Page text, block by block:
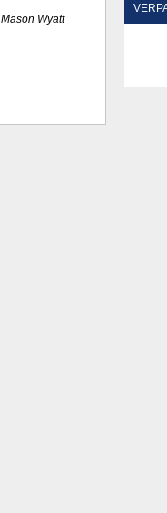
Mason Wyatt